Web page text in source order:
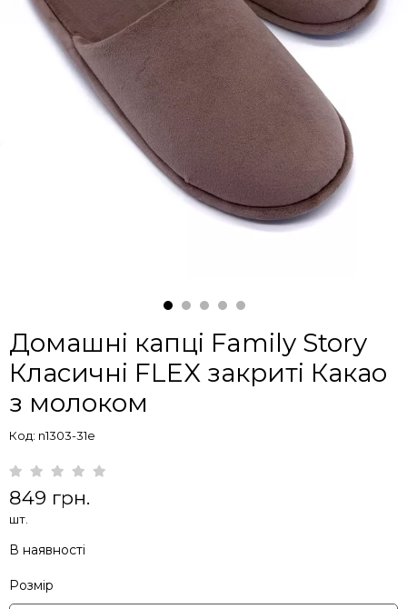
Домашні капці Family Story
Класичні FLEX закриті Какао
з молоком
Код: n1303-31e
849 грн.
шт.
В наявності
Розмір